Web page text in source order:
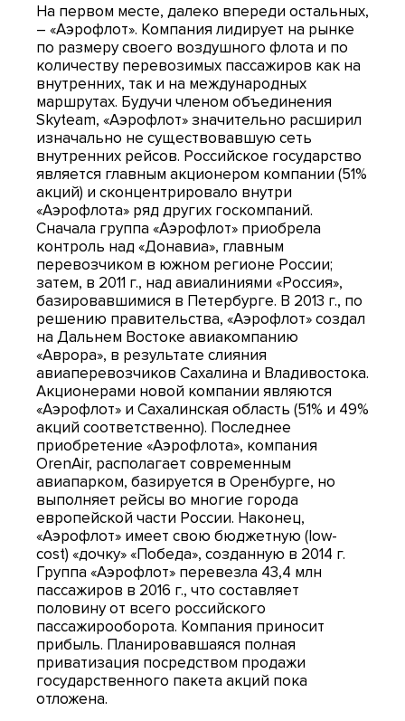
На первом месте, далеко впереди остальных,
– «Аэрофлот». Компания лидирует на рынке
по размеру своего воздушного флота и по
количеству перевозимых пассажиров как на
внутренних, так и на международных
маршрутах. Будучи членом объединения
Skyteam, «Аэрофлот» значительно расширил
изначально не существовавшую сеть
внутренних рейсов. Российское государство
является главным акционером компании (51%
акций) и сконцентрировало внутри
«Аэрофлота» ряд других госкомпаний.
Сначала группа «Аэрофлот» приобрела
контроль над «Донавиа», главным
перевозчиком в южном регионе России;
затем, в 2011 г., над авиалиниями «Россия»,
базировавшимися в Петербурге. В 2013 г., по
решению правительства, «Аэрофлот» создал
на Дальнем Востоке авиакомпанию
«Аврора», в результате слияния
авиаперевозчиков Сахалина и Владивостока.
Акционерами новой компании являются
«Аэрофлот» и Сахалинская область (51% и 49%
акций соответственно). Последнее
приобретение «Аэрофлота», компания
OrenAir, располагает современным
авиапарком, базируется в Оренбурге, но
выполняет рейсы во многие города
европейской части России. Наконец,
«Аэрофлот» имеет свою бюджетную (low-
cost) «дочку» «Победа», созданную в 2014 г.
Группа «Аэрофлот» перевезла 43,4 млн
пассажиров в 2016 г., что составляет
половину от всего российского
пассажирооборота. Компания приносит
прибыль. Планировавшаяся полная
приватизация посредством продажи
государственного пакета акций пока
отложена.